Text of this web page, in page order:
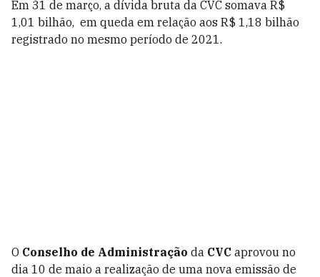
Em 31 de março, a dívida bruta da CVC somava R$
1,01 bilhão, em queda em relação aos R$ 1,18 bilhão
registrado no mesmo período de 2021.
O Conselho de Administração da CVC aprovou no
dia 10 de maio a realização de uma nova emissão de